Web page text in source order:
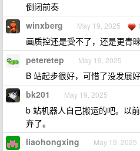
倒闭前奏
winxberg May 19, 2025 1
画质控还是受不了，还是更青
peteretep May 19, 2025
B 站起步很好，可惜了没发展好
bk201 May 19, 2025
b 站机器人自己搬运的吧。以
弃了。
liaohongxing May 19, 2025